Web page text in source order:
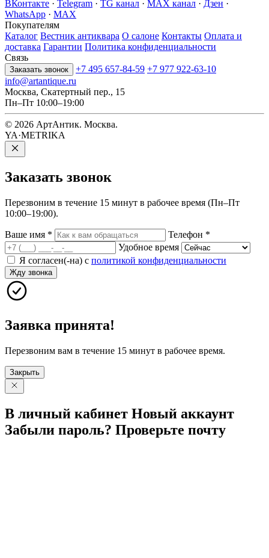
ВКонтакте · Telegram · TG канал · MAX канал · Дзен ·
WhatsApp · MAX
Покупателям
Каталог Вестник антиквара О салоне Контакты Оплата и
доставка Гарантии Политика конфиденциальности
Связь
Заказать звонок +7 495 657-84-59 +7 977 922-63-10
info@artantique.ru
Москва, Скатертный пер., 15
Пн–Пт 10:00–19:00
© 2026 АртАнтик. Москва.
YA·METRIKA
Заказать звонок
Перезвоним в течение 15 минут в рабочее время (Пн–Пт
10:00–19:00).
Ваше имя * Телефон *
Удобное время
Я согласен(-на) с политикой конфиденциальности
Жду звонка
Заявка принята!
Перезвоним вам в течение 15 минут в рабочее время.
Закрыть
В личный кабинет Новый аккаунт
Забыли пароль? Проверьте почту